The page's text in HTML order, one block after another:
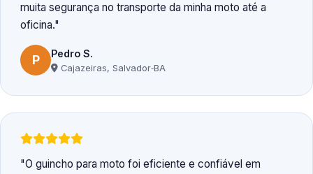
muita segurança no transporte da minha moto até a
oficina.
P Pedro S.
Cajazeiras, Salvador‑BA
O guincho para moto foi eficiente e confiável em